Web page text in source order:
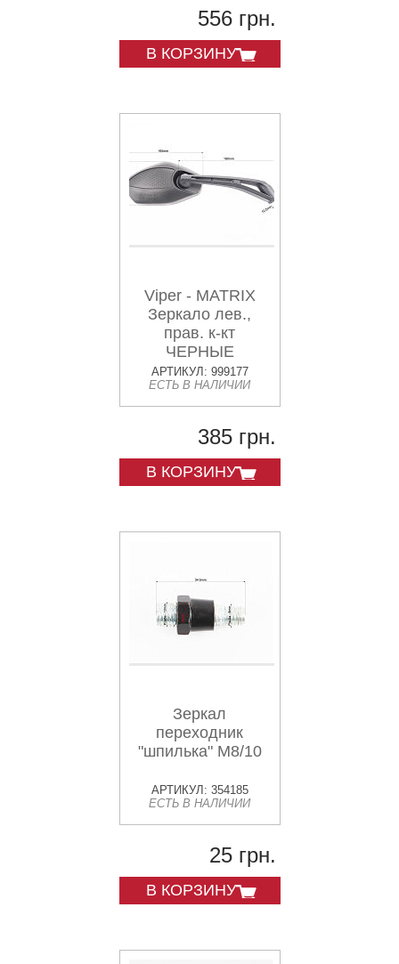
556 грн.
В КОРЗИНУ
Viper - MATRIX
Зеркало лев.,
прав. к-кт
ЧЕРНЫЕ
АРТИКУЛ: 999177
ЕСТЬ В НАЛИЧИИ
385 грн.
В КОРЗИНУ
Зеркал
переходник
"шпилька" М8/10
АРТИКУЛ: 354185
ЕСТЬ В НАЛИЧИИ
25 грн.
В КОРЗИНУ